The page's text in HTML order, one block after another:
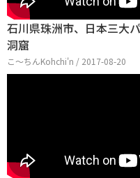
石川県珠洲市、日本三大
洞窟
こ〜ちんKohchi'n / 2017-08-20